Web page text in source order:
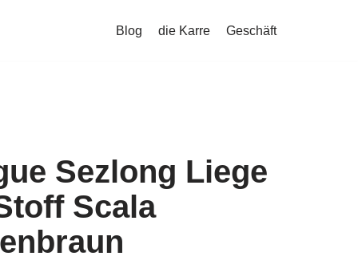
Blog die Karre Geschäft
Sezlong Liege
Scala